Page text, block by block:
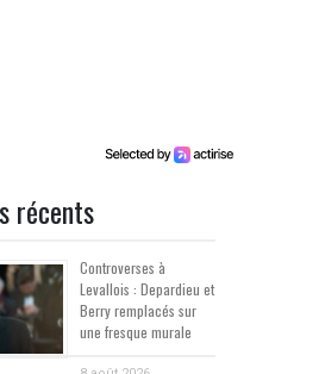
récents
Controverses à
Levallois : Depardieu et
Berry remplacés sur
une fresque murale